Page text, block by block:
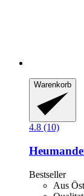
Warenkorb
4.8 (10)
Bestseller
Aus